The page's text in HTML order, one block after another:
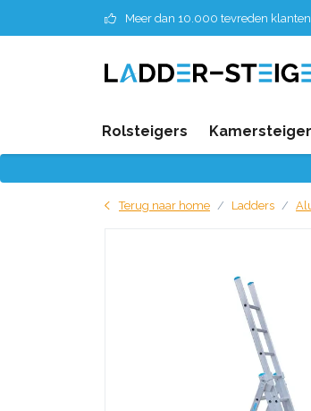
Meer dan 10.000 tevreden klanten
Rolsteigers
Terug naar home Ladders